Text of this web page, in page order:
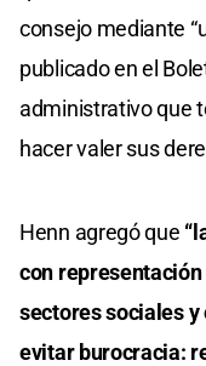
consejo mediante
publicado en el
administrativo que
hacer valer sus
Henn agregó que
con
sectores sociales
evitar burocracia: